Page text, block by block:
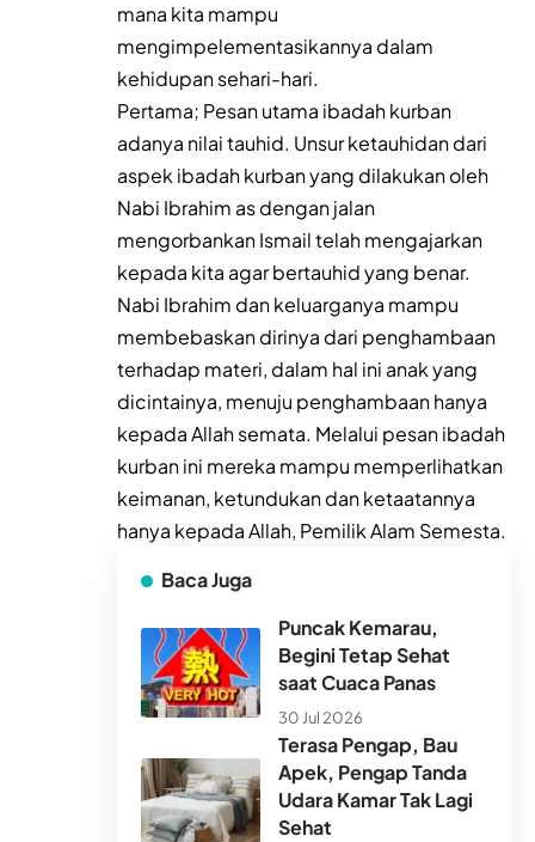
mana kita mampu
mengimpelementasikannya dalam
kehidupan sehari-hari.
Pertama; Pesan utama ibadah kurban
adanya nilai tauhid. Unsur ketauhidan dari
aspek ibadah kurban yang dilakukan oleh
Nabi Ibrahim as dengan jalan
mengorbankan Ismail telah mengajarkan
kepada kita agar bertauhid yang benar.
Nabi Ibrahim dan keluarganya mampu
membebaskan dirinya dari penghambaan
terhadap materi, dalam hal ini anak yang
dicintainya, menuju penghambaan hanya
kepada Allah semata. Melalui pesan ibadah
kurban ini mereka mampu memperlihatkan
keimanan, ketundukan dan ketaatannya
hanya kepada Allah, Pemilik Alam Semesta.
Baca Juga
Puncak Kemarau,
Begini Tetap Sehat
saat Cuaca Panas
30 Jul 2026
Terasa Pengap, Bau
Apek, Pengap Tanda
Udara Kamar Tak Lagi
Sehat